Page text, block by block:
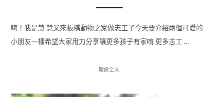
嗨！我是慧 慧又來板橋動物之家做志工了今天要介紹兩個可愛的
小朋友一樣希望大家用力分享讓更多孩子有家唷 更多志工 …
閱讀全文